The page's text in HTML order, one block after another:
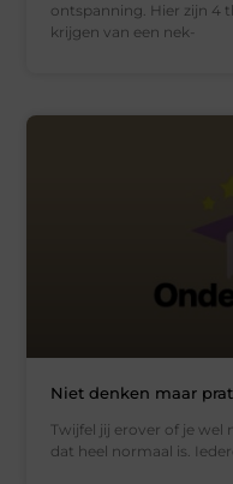
ontspanning. Hier zijn 4
krijgen van een nek-
Niet denken maar
Twijfel jij erover of je wel
dat heel normaal is.